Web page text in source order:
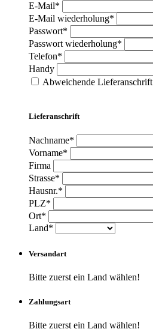
E-Mail*
E-Mail wiederholung*
Passwort*
Passwort wiederholung*
Telefon*
Handy
Abweichende Lieferanschrift
Lieferanschrift
Nachname*
Vorname*
Firma
Strasse*
Hausnr.*
PLZ*
Ort*
Land*
Versandart
Bitte zuerst ein Land wählen!
Zahlungsart
Bitte zuerst ein Land wählen!